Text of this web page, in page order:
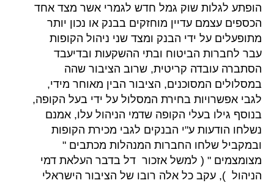
הופתע לגלות שוק גמל חדש לגמרי אשר מצד אחד
הכספים עצמם עדיין מוחזקים בבנק או נכון יותר
מתופעלים על ידי הבנק ומצד שני ניהול הקופות
עבר לחברות הביטוח ובתי ההשקעות ובדיעבד
הסתברה עובדה קריטית, שרוב הציבור שהה
במסלולים המסוכנים, הציבור הבין מאוחר מידי,
לגבי אפשרויות בחירת המסלול על ידי בעל הקופה,
בנוסף גילו בעלי הקופה שדמי הניהול עלו, אמנם
נשלחו הודעות ע"י הבנקים לגבי מכירת הקופות
ובמקביל שלחו החברות המנהלות מכתבים "
מצומצמים " ( למשל אזכור דל בדבר העלאת דמי
הניהול ), עקב כל אלה רובו של הציבור הישראלי